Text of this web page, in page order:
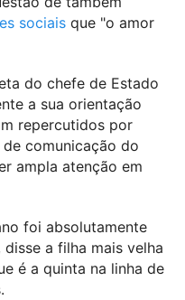
sociais que "o amor
do chefe de Estado
a sua orientação
repercutidos por
comunicação do
ampla atenção em
foi absolutamente
a filha mais velha
é a quinta na linha de